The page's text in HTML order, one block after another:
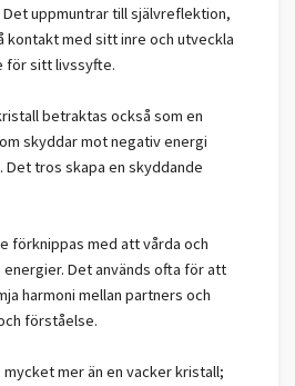
uppmuntrar till självreflektion,
kontakt med sitt inre och utveckla
för sitt livssyfte.
betraktas också som en
skyddar mot negativ energi
Det tros skapa en skyddande
förknippas med att vårda och
Det används ofta för att
harmoni mellan partners och
förståelse.
mer än en vacker kristall;